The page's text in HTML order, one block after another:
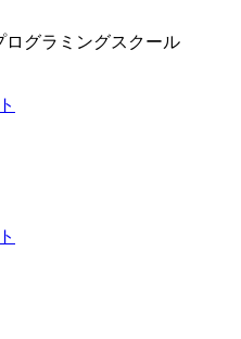
ログラミングスクール